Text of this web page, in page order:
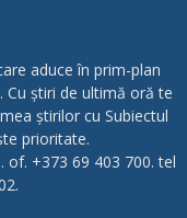
aduce în prim-plan
Cu știri de ultimă oră te
știrilor cu Subiectul
prioritate.
of. +373 69 403 700. tel